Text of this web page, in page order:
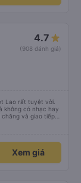
4.7
(908 đánh giá)
Lao rất tuyệt vời.
không có nhạc hay
chăng và giao tiếp
chọn hãng này.
ở một số điểm
dép nhựa được
trước khi lên xe
Xem giá